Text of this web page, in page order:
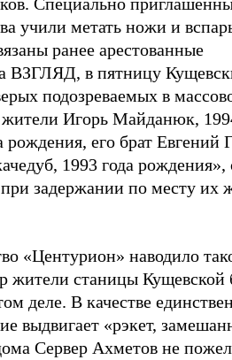
учили метать ножи и
ранее арестованные
ВЗГЛЯД, в пятницу
подозреваемых в
Игорь Майданюк,
его брат Евгений
1993 года
задержании по месту их
«Центурион» наводило
жители станицы Кущевской
деле. В качестве
выдвигает «рэкет,
Сервер Ахметов не